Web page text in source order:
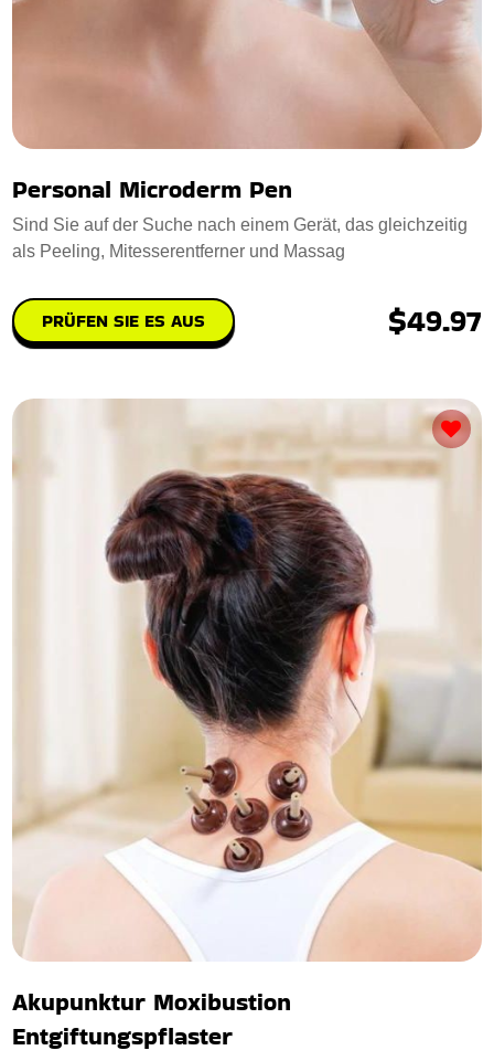
Personal Microderm Pen
Sind Sie auf der Suche nach einem Gerät, das gleichzeitig
als Peeling, Mitesserentferner und Massag
PRÜFEN SIE ES AUS $49.97
Akupunktur Moxibustion
Entgiftungspflaster